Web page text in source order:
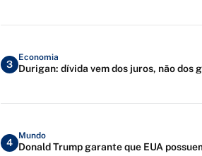
3
Economia
Durigan: dívida vem dos juros, não dos
4
Mundo
Donald Trump garante que EUA